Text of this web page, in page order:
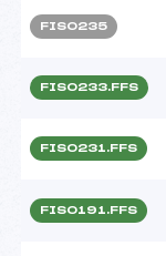
FIS0235
FIS0233.FFS
FIS0231.FFS
FIS0191.FFS